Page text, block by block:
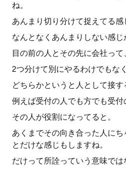
ね。
あんまり切り分けて捉えてる感
なんとなくあんまりしない感じ
目の前の人とその先に会社って
2つ分けて別にやるわけでもなく
どちらかというと人として接す
例えば受付の人でも方でも受付
その人が役割になってると。
あくまでその向き合った人に
とだけな感じもしますね。
だけって所詮っていう意味では